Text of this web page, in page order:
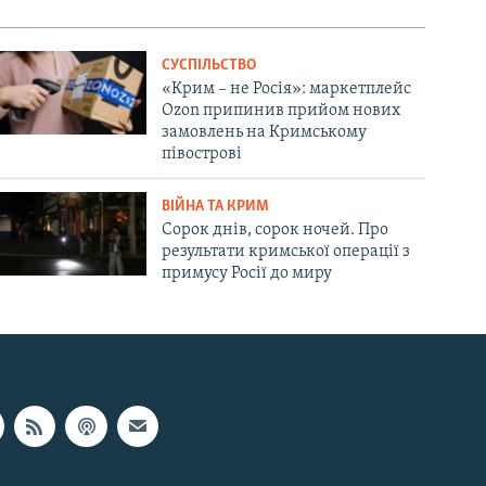
СУСПІЛЬСТВО
«Крим – не Росія»: маркетплейс
Ozon припинив прийом нових
замовлень на Кримському
півострові
ВІЙНА ТА КРИМ
Сорок днів, сорок ночей. Про
результати кримської операції з
примусу Росії до миру